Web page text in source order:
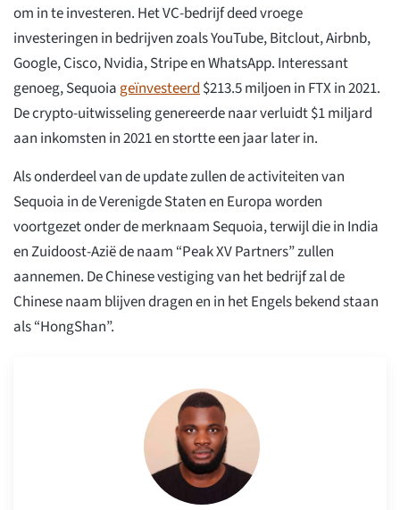
om in te investeren. Het VC-bedrijf deed vroege
investeringen in bedrijven zoals YouTube, Bitclout, Airbnb,
Google, Cisco, Nvidia, Stripe en WhatsApp. Interessant
genoeg, Sequoia geïnvesteerd $213.5 miljoen in FTX in 2021.
De crypto-uitwisseling genereerde naar verluidt $1 miljard
aan inkomsten in 2021 en stortte een jaar later in.
Als onderdeel van de update zullen de activiteiten van
Sequoia in de Verenigde Staten en Europa worden
voortgezet onder de merknaam Sequoia, terwijl die in India
en Zuidoost-Azië de naam “Peak XV Partners” zullen
aannemen. De Chinese vestiging van het bedrijf zal de
Chinese naam blijven dragen en in het Engels bekend staan
als “HongShan”.